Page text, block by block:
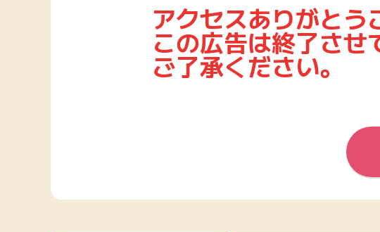
楽天サービス一覧
Rakuten Fashion
（楽天ファッショ
楽天証券 楽天ビューティ
購入額の0.7%P
アクセスありがとう
この広告は終了させ
ご了承ください。